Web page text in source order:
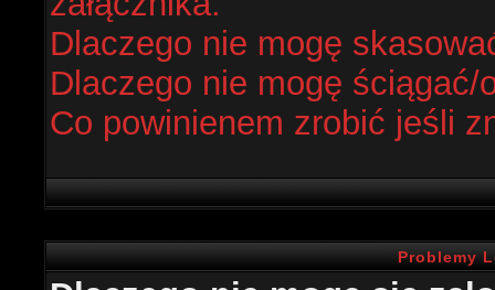
Dlaczego nie mogę
Dlaczego nie mogę ściągać/
Co powinienem zrobić jeśli
Problemy